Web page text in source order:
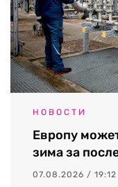
НОВОСТИ
Европу
зима за
07.08.2026 / 19:12